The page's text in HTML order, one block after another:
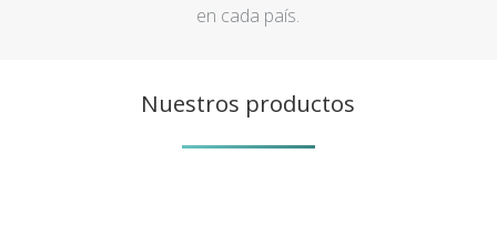
en cada país.
Nuestros productos